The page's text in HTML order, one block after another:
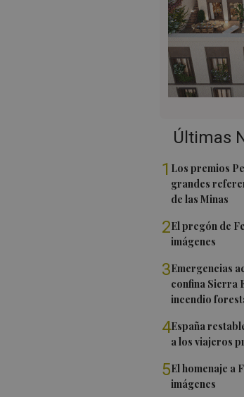
Últimas
1 Los premios
grandes
de las Minas
2El pregón de
imágenes
3Emergencias
confina Sierra
incendio
4España
a los viajeros
5El homenaje a
imágenes